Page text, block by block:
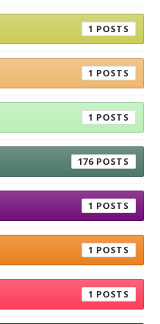
1
1
1
176
1
1
1